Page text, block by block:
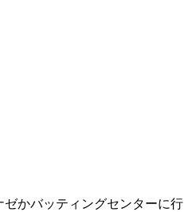
かバッティングセンターに行